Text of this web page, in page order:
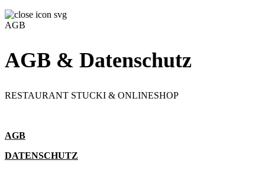
AGB
AGB & Datenschutz
RESTAURANT STUCKI & ONLINESHOP
AGB
DATENSCHUTZ